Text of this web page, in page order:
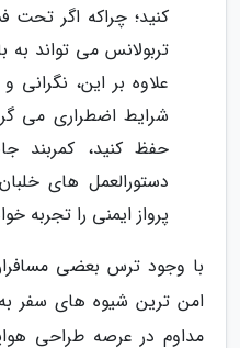
کنید؛ چراکه اگر
تربولانس می تواند
علاوه بر این، نگرانی
شرایط اضطراری می
حفظ کنید، کمربند
دستورالعمل های
پرواز ایمنی را تجربه
با وجود ترس بعضی
امن ترین شیوه های سفر
مداوم در عرصه طراحی